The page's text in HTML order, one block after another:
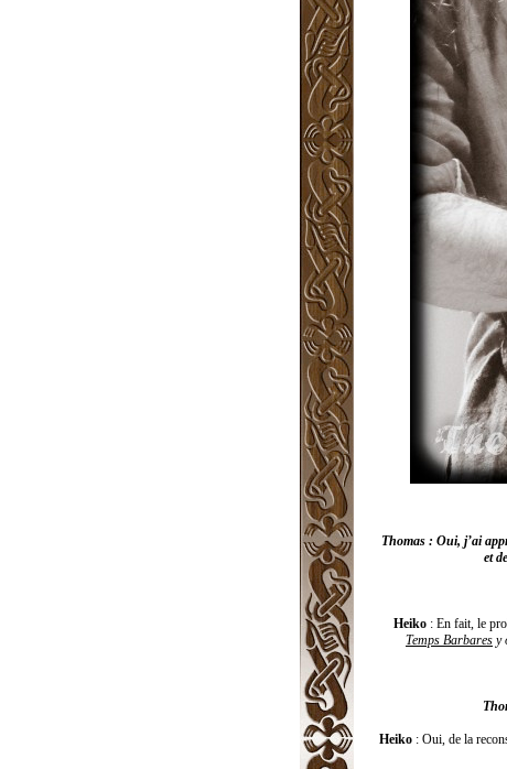
Thomas : Oui, j’ai
et
Heiko: En fait, le
Temps Barbares y
Heiko : Oui, de la